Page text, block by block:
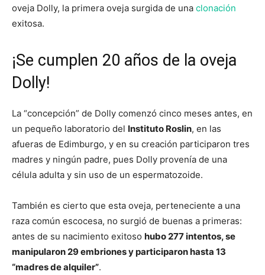
oveja Dolly, la primera oveja surgida de una clonación
exitosa.
¡Se cumplen 20 años de la oveja
Dolly!
La “concepción” de Dolly comenzó cinco meses antes, en
un pequeño laboratorio del Instituto Roslin, en las
afueras de Edimburgo, y en su creación participaron tres
madres y ningún padre, pues Dolly provenía de una
célula adulta y sin uso de un espermatozoide.
También es cierto que esta oveja, perteneciente a una
raza común escocesa, no surgió de buenas a primeras:
antes de su nacimiento exitoso hubo 277 intentos, se
manipularon 29 embriones y participaron hasta 13
“madres de alquiler”.